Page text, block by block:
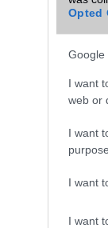
Opted
Google
I want
web or
I want
I want
I want
További